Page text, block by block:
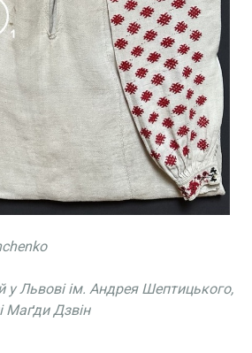
у Львові ім. Андрея Шептицького,
Маґди Дзвін